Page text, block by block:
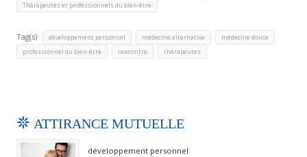
Thérapeutes et professionnels du bien-être
Tag(s) développement personnel médecine alternative médecine douce
professionnel du bien-être rencontre thérapeutes
ATTIRANCE MUTUELLE
développement personnel